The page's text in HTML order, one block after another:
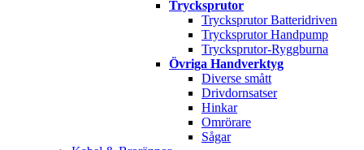
Trycksprutor
Trycksprutor Batteridriven
Trycksprutor Handpump
Trycksprutor-Ryggburna
Övriga Handverktyg
Diverse smått
Drivdornsatser
Hinkar
Omrörare
Sågar